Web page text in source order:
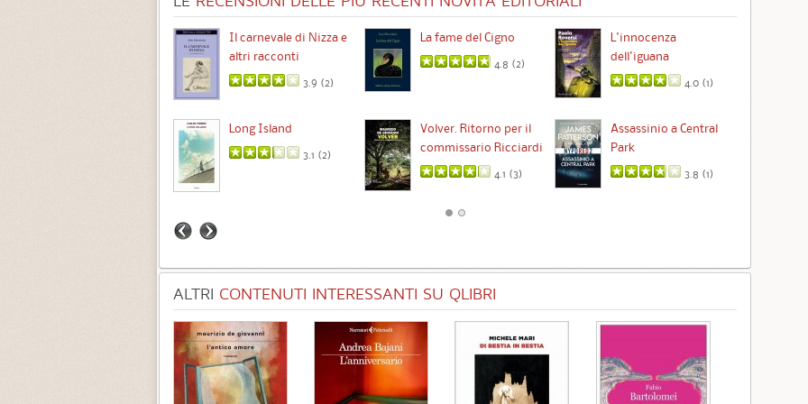
Il carnevale di Nizza e
altri racconti
3.9 (2)
La fame del Cigno
4.8 (2)
L'innocenza
dell'iguana
4.0 (1)
Long Island
3.1 (2)
Volver. Ritorno per il
commissario Ricciardi
4.1 (3)
Assassinio a Central
Park
3.8 (1)
ALTRI CONTENUTI INTERESSANTI SU QLIBRI